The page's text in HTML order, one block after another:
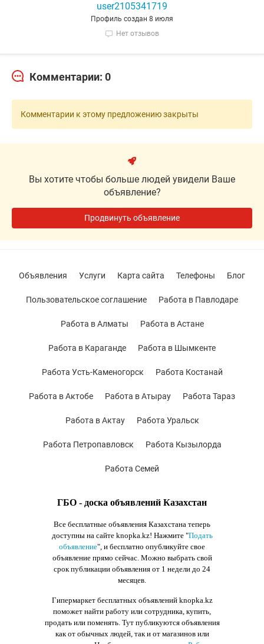
user2105341719
Профиль создан 8 июля
Нет отзывов
Комментарии: 0
Комментарии к этому предложению закрыты
Вы хотите чтобы больше людей увидели Ваше
объявление?
Продвинуть объявление
ГБО - доска объявлений Казахстан
Все бесплатные объявления Казахстана теперь
доступны на сайте knopka.kz! Нажмите "Подать
объявление", и бесплатно опубликуйте свое
объявление прямо сейчас. Можно выбрать свой
срок публикации объявления от 1 недели до 24
месяцев.
Гипермаркет бесплатных объявлений knopka.kz
поможет найти работу или сотрудника, купить,
продать или поменять. Тут публикуются объявления
как от обычных людей, так и от магазинов или
Объявления Услуги Карта сайта Телефоны Блог
Пользовательское соглашение Работа в Павлодаре
Работа в Алматы Работа в Астане
Работа в Караганде Работа в Шымкенте
Работа Усть-Каменогорск Работа Костанай
Работа в Актобе Работа в Атырау Работа Тараз
Работа в Актау Работа Уральск
Работа Петропавловск Работа Кызылорда
Работа Семей